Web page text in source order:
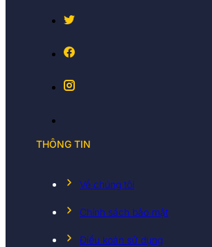
THÔNG TIN
Về chúng tôi
Chính sách bảo mật
Điều koản sử dụng